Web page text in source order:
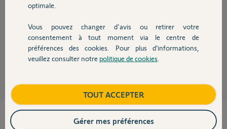
Devis avec un pro
Contact
Il faudra poser la question à votre vendeur/installateur qui est le seul en
Bonne journée
Charly il y a 8 mois
optimale.
Vous pouvez changer d'avis ou retirer votre
consentement à tout moment via le centre de
préférences des cookies. Pour plus d’informations,
veuillez consulter notre politique de cookies
TOUT ACCEPTER
Gérer mes préférences